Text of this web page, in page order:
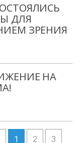
ДЛЯ
ЗРЕНИЯ
НА
1 2 3